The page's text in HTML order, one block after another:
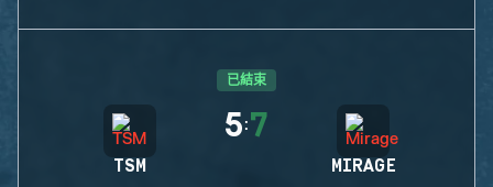
已結束
TSM
5:7
MIRAGE